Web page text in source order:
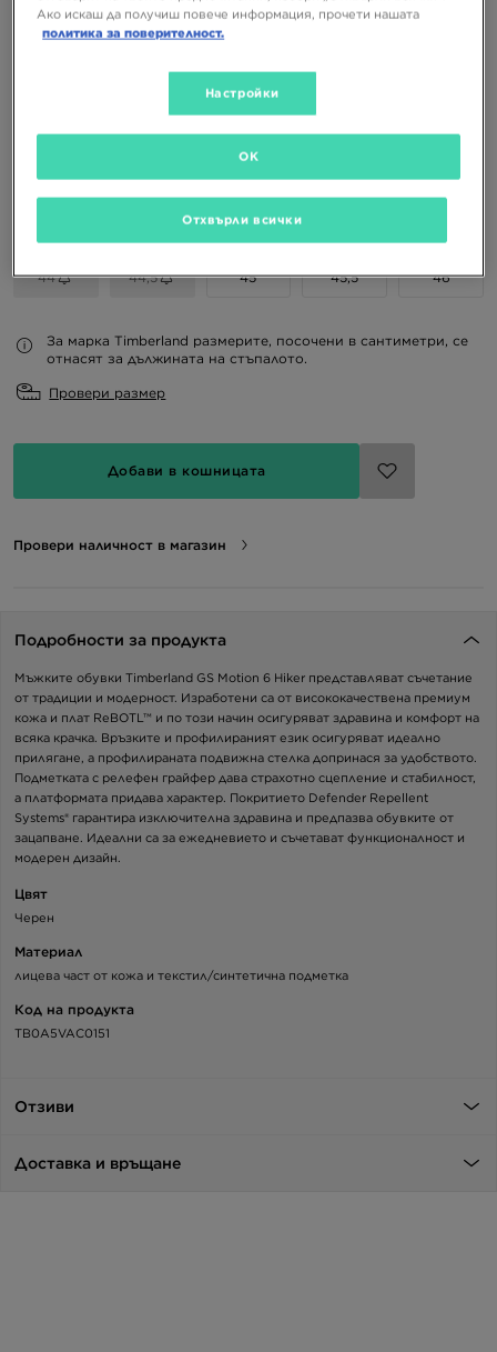
42
44 44,5 45 45,5 46
За марка Timberland размерите, посочени в сантиметри, се
отнасят за дължината на стъпалото.
Провери размер
Добави в кошницата
Провери наличност в магазин
Подробности за продукта
Мъжките обувки Timberland GS Motion 6 Hiker представляват съчетание
от традиции и модерност. Изработени са от висококачествена премиум
кожа и плат ReBOTL™ и по този начин осигуряват здравина и комфорт на
всяка крачка. Връзките и профилираният език осигуряват идеално
прилягане, а профилираната подвижна стелка допринася за удобството.
Подметката с релефен грайфер дава страхотно сцепление и стабилност,
а платформата придава характер. Покритието Defender Repellent
Systems® гарантира изключителна здравина и предпазва обувките от
зацапване. Идеални са за ежедневието и съчетават функционалност и
модерен дизайн.
Цвят
Черен
Материал
лицева част от кожа и текстил/синтетична подметка
Код на продукта
TB0A5VAC0151
Отзиви
Доставка и връщане
Ако искаш да получиш повече информация, прочети нашата
политика за поверителност.
Настройки
Отхвърли всички
OK